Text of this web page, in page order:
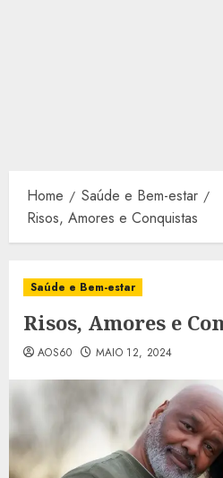
Home
Saúde e Bem-estar
Risos, Amores e Conquistas
Saúde e Bem-estar
Risos, Amores e
AOS60 MAIO 12, 2024